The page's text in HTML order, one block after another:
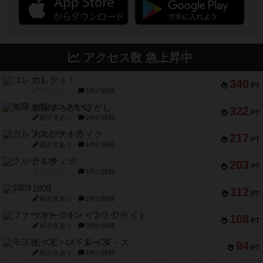
アクセス数 急上昇中
340 PT
コレクト！
1件の投稿
322 PT
無限まちがいさがし
紹介文あり 2件の投稿
217 PT
ガルフストライク
紹介文あり 1件の投稿
203 PT
クルティボ
1件の投稿
112 PT
1809
紹介文あり 1件の投稿
108 PT
ファースト・イン・フライト
紹介文あり 3件の投稿
94 PT
モズビ－ズ・レイダ－ズ
紹介文あり 1件の投稿